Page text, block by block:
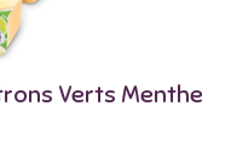
Verts Menthe